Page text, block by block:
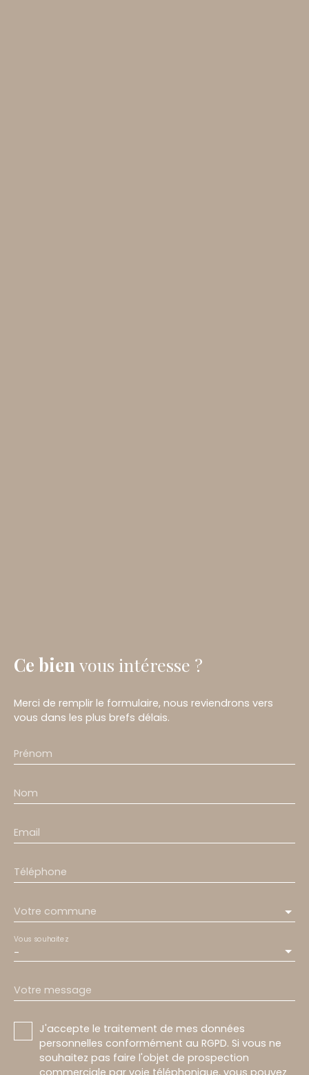
Ce bien vous intéresse ?
Merci de remplir le formulaire, nous reviendrons vers
vous dans les plus brefs délais.
Prénom
Nom
Email
Téléphone
Votre commune
-
Vous souhaitez
Votre message
J'accepte le traitement de mes données
personnelles conformément au RGPD. Si vous ne
souhaitez pas faire l'objet de prospection
commerciale par voie téléphonique, vous pouvez